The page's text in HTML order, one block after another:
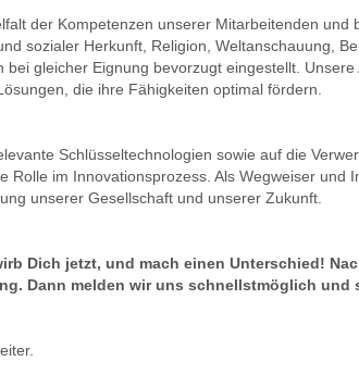
der Kompetenzen unserer Mitarbeitenden
sozialer Herkunft, Religion, Weltanschauung,
bei gleicher Eignung bevorzugt eingestellt.
die ihre Fähigkeiten optimal fördern.
Schlüsseltechnologien sowie auf die
Rolle im Innovationsprozess. Als Wegweiser
unserer Gesellschaft und unserer Zukunft.
Dich jetzt, und mach einen Unterschied!
Dann melden wir uns schnellstmöglich und